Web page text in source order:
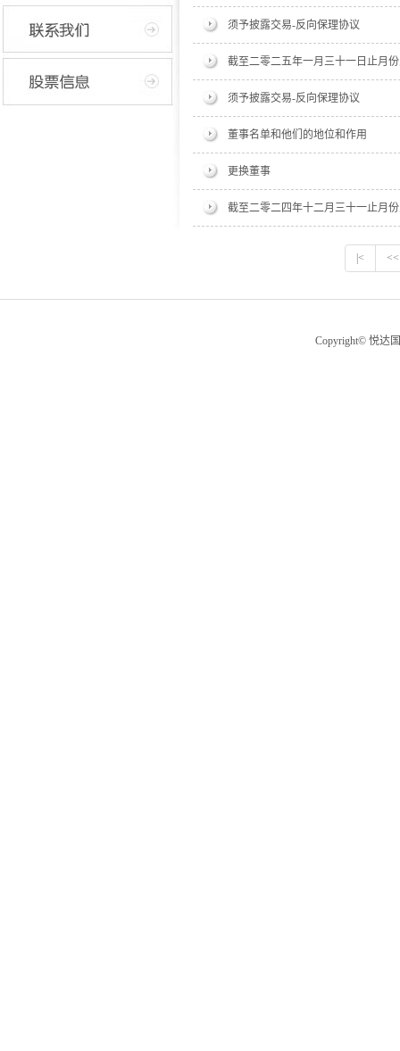
须予披露交易-反向保理协议
截至二零二五年一月三十一日止月
须予披露交易-反向保理协议
董事名单和他们的地位和作用
更换董事
截至二零二四年十二月三十一止月
|< <<
Copyright© 悦达